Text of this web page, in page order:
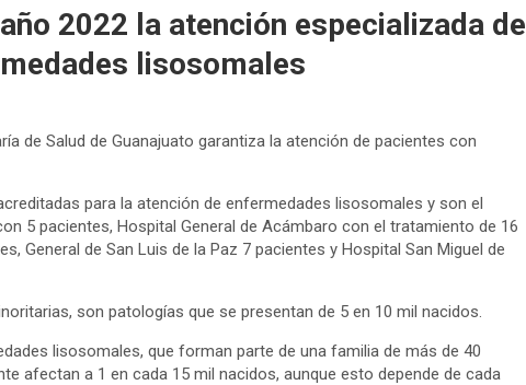
2022 la atención especializada de
lisosomales
de Salud de Guanajuato garantiza la atención de pacientes con
para la atención de enfermedades lisosomales y son el
5 pacientes, Hospital General de Acámbaro con el tratamiento de 16
General de San Luis de la Paz 7 pacientes y Hospital San Miguel de
son patologías que se presentan de 5 en 10 mil nacidos.
lisosomales, que forman parte de una familia de más de 40
afectan a 1 en cada 15 mil nacidos, aunque esto depende de cada